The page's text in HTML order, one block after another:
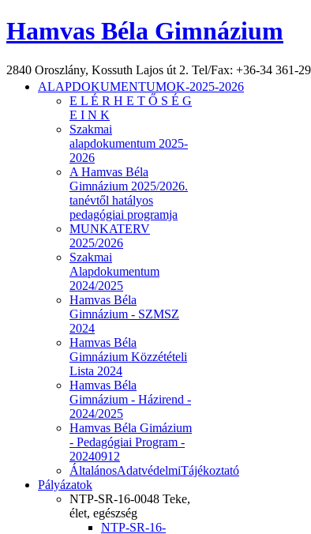
Hamvas Béla Gimnázium
2840 Oroszlány, Kossuth Lajos út 2. Tel/Fax: +36-34 361-
ALAPDOKUMENTUMOK-2025-2026
E L É R H E T Ő S É G
E I N K
Szakmai
alapdokumentum 2025-
2026
A Hamvas Béla
Gimnázium 2025/2026.
tanévtől hatályos
pedagógiai programja
MUNKATERV
2025/2026
Szakmai
Alapdokumentum
2024/2025
Hamvas Béla
Gimnázium - SZMSZ
2024
Hamvas Béla
Gimnázium Közzétételi
Lista 2024
Hamvas Béla
Gimnázium - Házirend -
2024/2025
Hamvas Béla Gimázium
- Pedagógiai Program -
20240912
ÁltalánosAdatvédelmiTájékoztató
Pályázatok
NTP-SR-16-0048 Teke,
élet, egészség
NTP-SR-16-